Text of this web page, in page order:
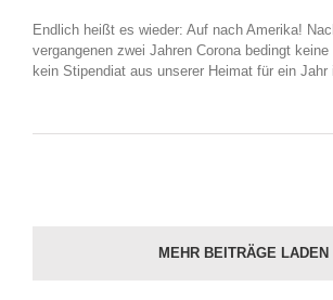
Endlich heißt es wieder: Auf nach Amerika!
vergangenen zwei Jahren Corona bedingt keine
kein Stipendiat aus unserer Heimat für ein Jahr
MEHR BEITRÄGE LADEN